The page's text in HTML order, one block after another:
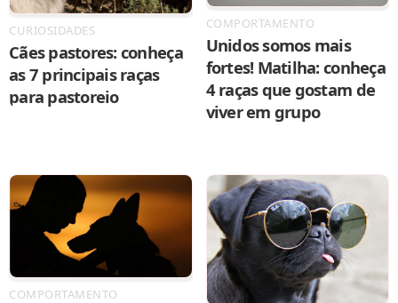
CURIOSIDADES
Cães pastores: conheça
as 7 principais raças
para pastoreio
COMPORTAMENTO
Unidos somos mais
fortes! Matilha: conheça
4 raças que gostam de
viver em grupo
COMPORTAMENTO